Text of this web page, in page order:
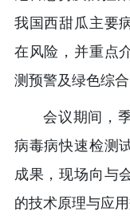
我国西甜瓜主要
在风险，并重点
测预警及绿色综
会议期间，
病毒病快速检测
成果，现场向与
的技术原理与应用